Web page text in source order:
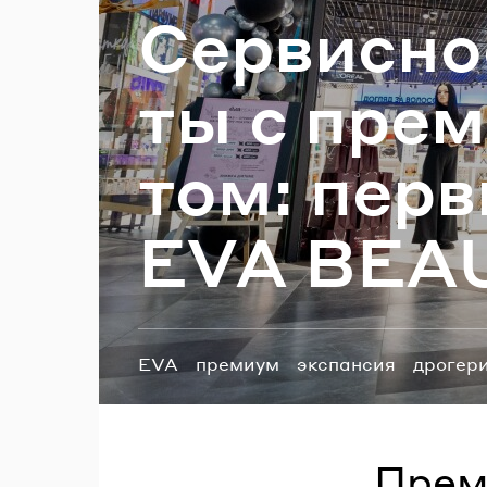
ты с
том:
EVA
Теги:
EVA премиум экспансия дрогери